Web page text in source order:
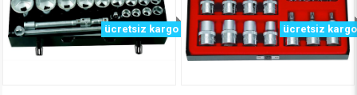
ücretsiz kargo ücretsiz kargo